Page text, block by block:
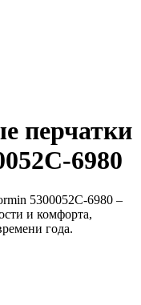
перчатки
6980
5300052C-6980 –
и комфорта,
года.